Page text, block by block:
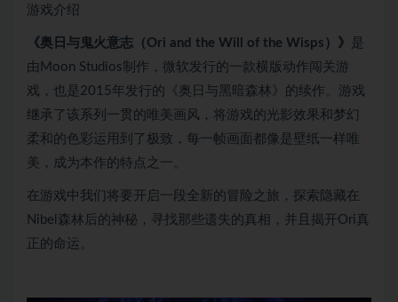
游戏介绍
《奥日与鬼火意志（Ori and the Will of the Wisps）》 是
由Moon Studios制作，微软发行的一款横版动作闯关游
戏，也是2015年发行的《奥日与黑暗森林》的续作。游戏
继承了该系列一贯的唯美画风，将游戏的光影效果和梦幻
柔和的色彩运用到了极致，每一帧画面都像是壁纸一样唯
美，成为本作的特点之一。
在游戏中我们将要开启一段全新的冒险之旅，探索隐藏在
Nibel森林后的神秘，寻找那些遗失的真相，并且揭开Ori真
正的命运。